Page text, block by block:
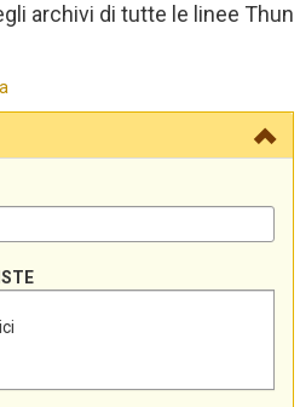
archivi di tutte le linee Thun